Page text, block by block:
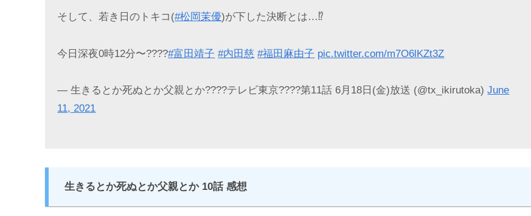
そして、若き日のトキコ(#松岡茉優)が下した決断とは…⁉️
今日深夜0時12分〜????#富田靖子 #内田慈 #福田麻由子 pic.twitter.com/m7O6lKZt3Z
— 生きるとか死ぬとか父親とか????テレビ東京????第11話 6月18日(金)放送 (@tx_ikirutoka)June
11, 2021
生きるとか死ぬとか父親とか 10話 感想